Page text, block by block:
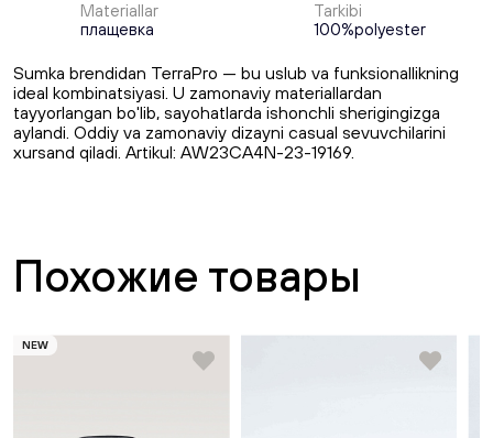
Materiallar
плащевка
Tarkibi
100%polyester
Sumka brendidan TerraPro — bu uslub va funksionallikning
ideal kombinatsiyasi. U zamonaviy materiallardan
tayyorlangan bo'lib, sayohatlarda ishonchli sherigingizga
aylandi. Oddiy va zamonaviy dizayni casual sevuvchilarini
xursand qiladi. Artikul: AW23CA4N-23-19169.
Похожие товары
NEW